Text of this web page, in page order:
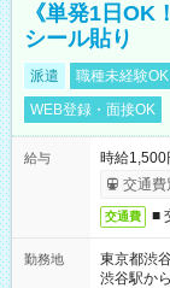
《単発1日OK
シール貼り
派遣 職種未経験OK
WEB登録・面接OK
給与
時給1,500
交通費
交通費 ■
勤務地
東京都渋
渋谷駅か